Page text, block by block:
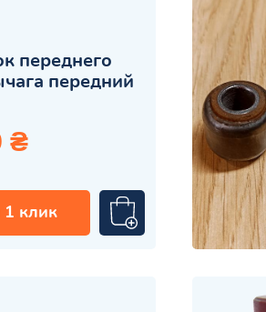
переднего
передний
₴
1 клик